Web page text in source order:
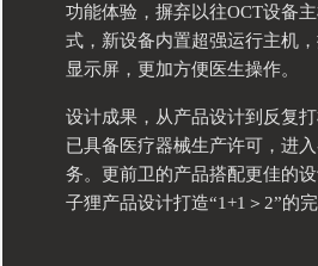
功能体验，摒弃以往OCT设备
式，新设备内置超强运行主机
显示屏，更加方便医生操作。
设计成果，从产品设计到反复
已具备医疗器械生产许可，进
务。更前卫的产品搭配更佳的
子狸产品设计打造“1+1＞2”的完